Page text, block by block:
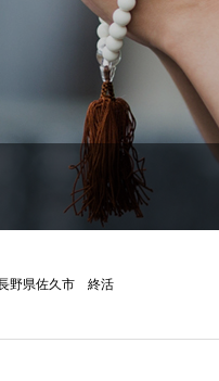
野県佐久市 終活